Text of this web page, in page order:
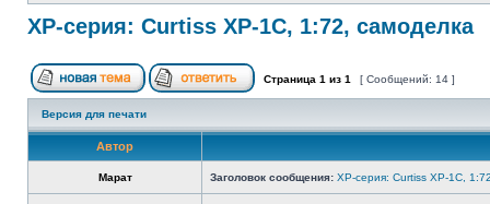
ХP-серия: Curtiss XP-1C, 1:72, самоделка
Страница 1 из 1 [ Сообщений: 14 ]
Версия для печати
Автор
Марат Заголовок сообщения: ХP-серия: Curtiss XP-1C,